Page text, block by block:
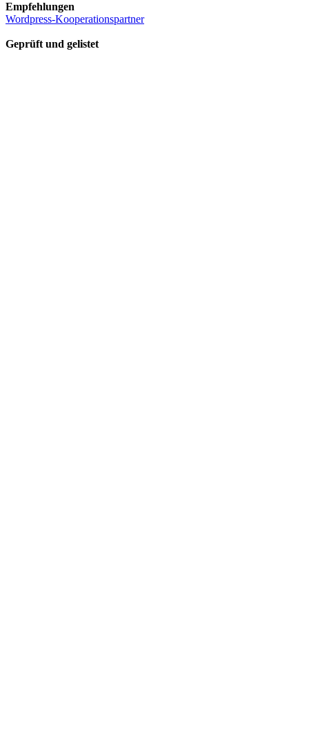
Empfehlungen
Wordpress-Kooperationspartner
Geprüft und gelistet